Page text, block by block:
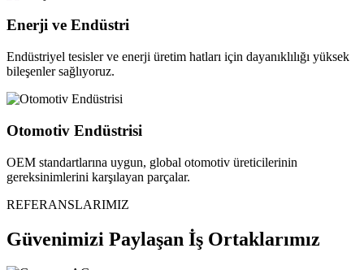
Enerji ve Endüstri
Endüstriyel tesisler ve enerji üretim hatları için dayanıklılığı yüksek
bileşenler sağlıyoruz.
Otomotiv Endüstrisi
OEM standartlarına uygun, global otomotiv üreticilerinin
gereksinimlerini karşılayan parçalar.
REFERANSLARIMIZ
Güvenimizi Paylaşan İş Ortaklarımız